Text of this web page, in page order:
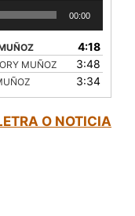
00:00
4:18
MUÑOZ
3:48
3:34
O NOTICIA